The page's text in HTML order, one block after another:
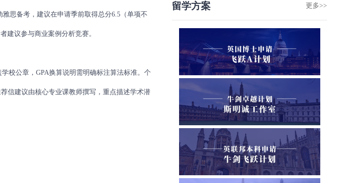
思备考，建议在申请季前取得总分6.5（单项不
建议参与商业案例分析竞赛。
公章，GPA换算说明需明确标注算法标准。个
信建议由核心专业课教师撰写，重点描述学术潜
留学方案 更多>>